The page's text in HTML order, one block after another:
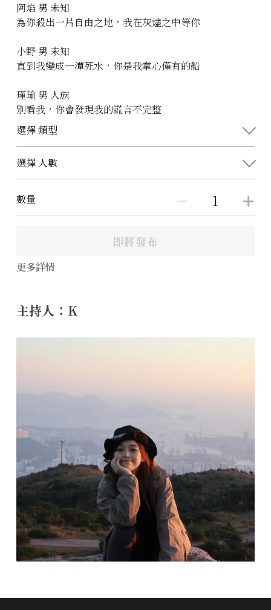
阿焰 男 未知
為你殺出一片自由之地，我在灰燼之中等你
小野 男 未知
直到我變成一潭死水，你是我掌心僅有的船
瑾瑜 男 人族
別看我，你會發現我的謊言不完整
選擇 類型
選擇 人數
數量
即將發布
更多詳情
主持人：K